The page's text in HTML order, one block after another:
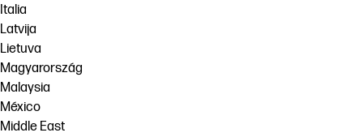
Italia
Latvija
Lietuva
Magyarország
Malaysia
México
Middle East